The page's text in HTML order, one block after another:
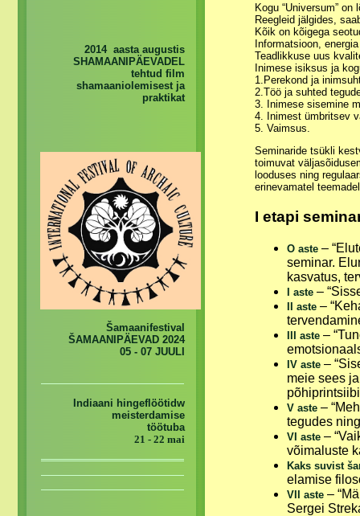
Kogu “Universum”
Reegleid jälgides,
Kõik on kõigega
Informatsioon,
Teadlikkuse uus
Inimese isiksus ja
1.Perekond ja
2.Töö ja suhted
3. Inimese sisemine
4. Inimest ümbritsev
5. Vaimsus.
Seminaride tsükli
toimuvat
looduses ning
erinevamatel
I etapi
O aste –
seminar.
kasvatus,
I aste –
II aste –
III aste –
IV aste –
meie sees
V aste –
tegudes
VI aste –
võimaluste
Kaks suvist
elamise
VII aste –
Sergei
2014 aasta augustis
SHAMAANIPÄEVADEL
tehtud film
shamaaniolemisest ja
praktikat
Šamaanifestival
ŠAMAANIPÄEVAD 2024
05 - 07 JUULI
Indiaani hingeflöötidw
meisterdamise
töötuba
21 - 22 mai